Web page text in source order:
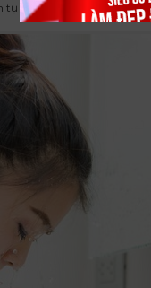
trên da.